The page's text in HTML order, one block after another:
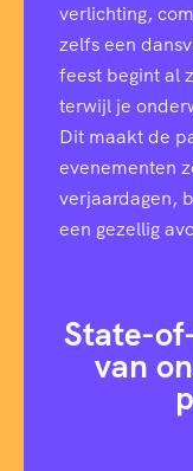
verlichting,
zelfs een
feest begint al
terwijl je
Dit maakt de
evenementen
verjaardagen,
een gezellig
State-
van